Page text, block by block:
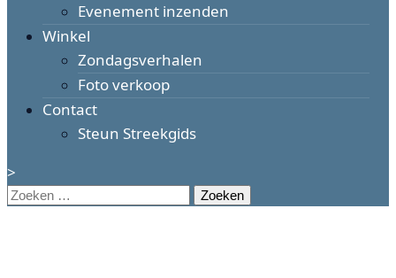
Evenement inzenden
Winkel
Zondagsverhalen
Foto verkoop
Contact
Steun Streekgids
>
Zoeken